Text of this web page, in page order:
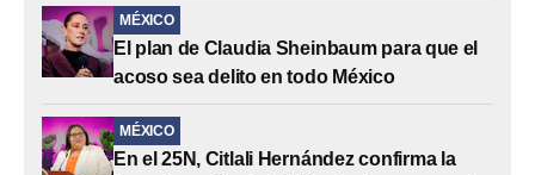
MÉXICO
El plan de Claudia Sheinbaum para que el
acoso sea delito en todo México
MÉXICO
En el 25N, Citlali Hernández confirma la